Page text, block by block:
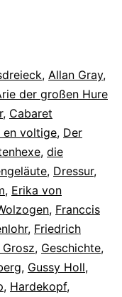
, Allan Gray,
der großen Hure
, Cabaret
en voltige, Der
, die
, Dressur,
, Erika von
, Franccis
, Friedrich
, Geschichte,
, Gussy Holl,
, Hardekopf,